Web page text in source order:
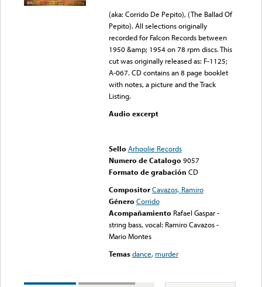
(aka: Corrido De Pepito), (The Ballad Of
Pepito). All selections originally
recorded for Falcon Records between
1950 &amp; 1954 on 78 rpm discs. This
cut was originally released as: F-1125;
A-067. CD contains an 8 page booklet
with notes, a picture and the Track
Listing.
Audio excerpt
Sello Arhoolie Records
Numero de Catalogo 9057
Formato de grabación CD
Compositor Cavazos, Ramiro
Género Corrido
Acompañamiento Rafael Gaspar -
string bass, vocal: Ramiro Cavazos -
Mario Montes
Temas dance, murder